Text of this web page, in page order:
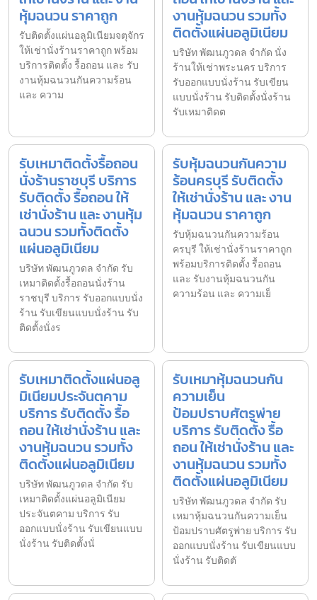
หุ้มฉนวน ราคาถูก
รับติดตั้งแผ่นอลูมิเนียมจตุจักร
ให้เช่านั่งร้านราคาถูก พร้อม
บริการติดตั้ง รื้อถอน และ รับ
งานหุ้มฉนวนกันความร้อน
และ ความ
งานหุ้มฉนวน รวมทั้ง
ติดตั้งแผ่นอลูมิเนียม
บริษัท พัฒนภูวดล จำกัด นั่ง
ร้านให้เช่าพระนคร บริการ
รับออกแบบนั่งร้าน รับเขียน
แบบนั่งร้าน รับติดตั้งนั่งร้าน
รับเหมาติดต
รับเหมาติดตั้งรื้อถอน
นั่งร้านราชบุรี บริการ
รับติดตั้ง รื้อถอน ให้
เช่านั่งร้าน และ งานหุ้ม
ฉนวน รวมทั้งติดตั้ง
แผ่นอลูมิเนียม
บริษัท พัฒนภูวดล จำกัด รับ
เหมาติดตั้งรื้อถอนนั่งร้าน
ราชบุรี บริการ รับออกแบบนั่ง
ร้าน รับเขียนแบบนั่งร้าน รับ
ติดตั้งนั่งร
รับหุ้มฉนวนกันความ
ร้อนครบุรี รับติดตั้ง
ให้เช่านั่งร้าน และ งาน
หุ้มฉนวน ราคาถูก
รับหุ้มฉนวนกันความร้อน
ครบุรี ให้เช่านั่งร้านราคาถูก
พร้อมบริการติดตั้ง รื้อถอน
และ รับงานหุ้มฉนวนกัน
ความร้อน และ ความเย็
รับเหมาติดตั้งแผ่นอลู
มิเนียมประจันตคาม
บริการ รับติดตั้ง รื้อ
ถอน ให้เช่านั่งร้าน และ
งานหุ้มฉนวน รวมทั้ง
ติดตั้งแผ่นอลูมิเนียม
บริษัท พัฒนภูวดล จำกัด รับ
เหมาติดตั้งแผ่นอลูมิเนียม
ประจันตคาม บริการ รับ
ออกแบบนั่งร้าน รับเขียนแบบ
นั่งร้าน รับติดตั้งนั่
รับเหมาหุ้มฉนวนกัน
ความเย็น
ป้อมปราบศัตรูพ่าย
บริการ รับติดตั้ง รื้อ
ถอน ให้เช่านั่งร้าน และ
งานหุ้มฉนวน รวมทั้ง
ติดตั้งแผ่นอลูมิเนียม
บริษัท พัฒนภูวดล จำกัด รับ
เหมาหุ้มฉนวนกันความเย็น
ป้อมปราบศัตรูพ่าย บริการ รับ
ออกแบบนั่งร้าน รับเขียนแบบ
นั่งร้าน รับติดตั